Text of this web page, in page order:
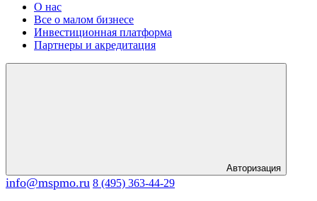
О нас
Все о малом бизнесе
Инвестиционная платформа
Партнеры и акредитация
Авторизация
info@mspmo.ru 8 (495) 363-44-29